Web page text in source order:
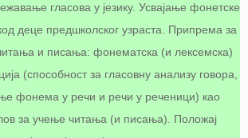
гласова у језику. Усвајање фонетске
деце предшколског узраста. Припрема за
и писања: фонематска (и лексемска)
(способност за гласовну анализу говора,
фонема у речи и речи у реченици) као
за учење читања (и писања). Положај